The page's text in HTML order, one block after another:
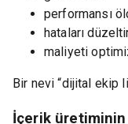
performansı
hataları
maliyeti
Bir nevi “dijital ekip
İçerik üretiminin